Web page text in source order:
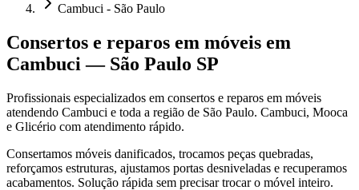
Cambuci - São Paulo
Consertos e reparos em móveis em
Cambuci — São Paulo SP
Profissionais especializados em consertos e reparos em móveis
atendendo Cambuci e toda a região de São Paulo. Cambuci, Mooca
e Glicério com atendimento rápido.
Consertamos móveis danificados, trocamos peças quebradas,
reforçamos estruturas, ajustamos portas desniveladas e recuperamos
acabamentos. Solução rápida sem precisar trocar o móvel inteiro.